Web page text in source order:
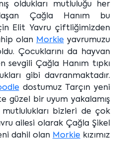
oldukları mutluluğu her
Çağla Hanım bu
Elit Yavru çiftliğimizden
olan Morkieyavrumuzu
Çocuklarını da hayvan
sevgili Çağla Hanım tıpkı
gibi davranmaktadır.
dostumuz Tarçın yeni
güzel bir uyum yakalamış
mutlulukları bizleri de çok
ailesi olarak Çağla Şikel
dahil olan Morkie kızımız